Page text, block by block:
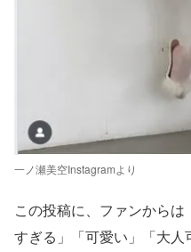
一ノ瀬美空Instagramより
この投稿に、ファンから
すぎる」「可愛い」「大